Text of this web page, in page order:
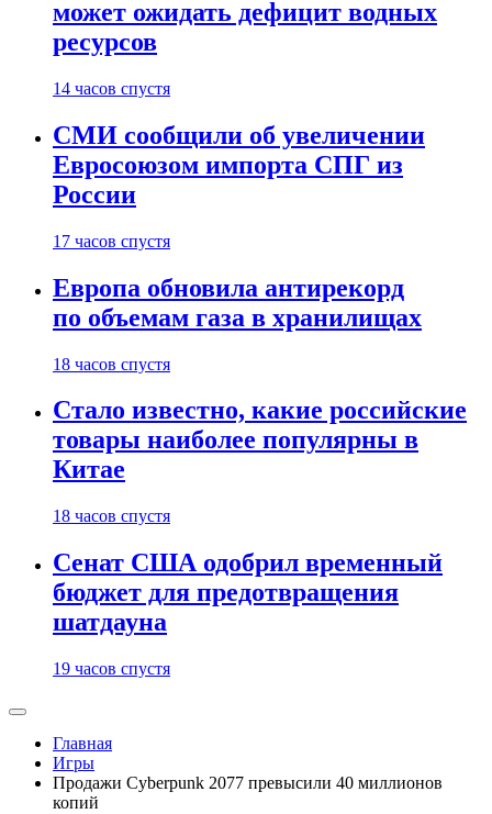
может ожидать дефицит водных
ресурсов
14 часов спустя
СМИ сообщили об увеличении
Евросоюзом импорта СПГ из
России
17 часов спустя
Европа обновила антирекорд
по объемам газа в хранилищах
18 часов спустя
Стало известно, какие российские
товары наиболее популярны в
Китае
18 часов спустя
Сенат США одобрил временный
бюджет для предотвращения
шатдауна
19 часов спустя
Главная
Игры
Продажи Cyberpunk 2077 превысили 40 миллионов
копий